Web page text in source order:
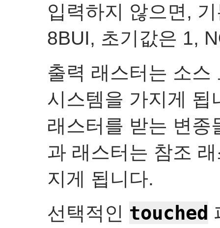
입력하지 않으면,
8BUI, 초기값은 1,
출력 래스터는 소스
시스템을 가지게 됩
래스터를 받는 변종
과 래스터는 참조
지게 됩니다.
선택적인 touched